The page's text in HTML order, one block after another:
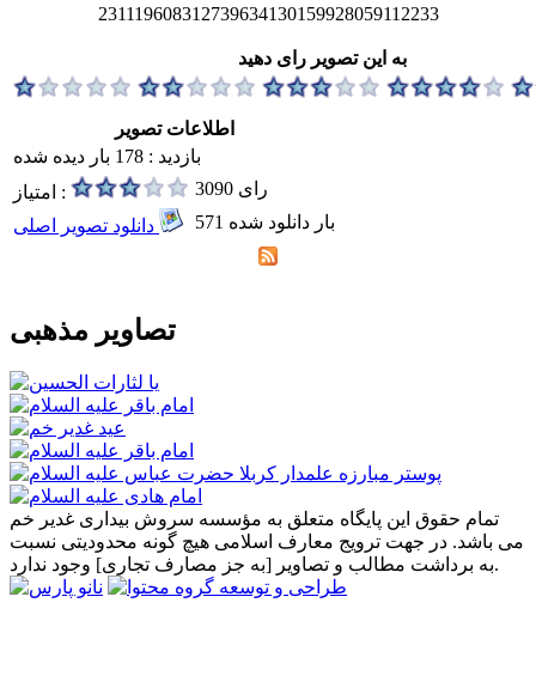
231119608312739634130159928059112233
به این تصویر رای دهید
اطلاعات تصویر
بازدید : 178 بار دیده شده
امتیاز :
3090 رای
571 بار دانلود شده
تصاویر مذهبی
تمام حقوق این پایگاه متعلق به مؤسسه سروش بیداری غدیر خم
می باشد. در جهت ترویج معارف اسلامی هیچ گونه محدودیتی نسبت
به برداشت مطالب و تصاویر [به جز مصارف تجاری] وجود ندارد.